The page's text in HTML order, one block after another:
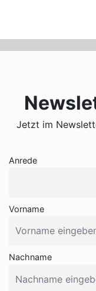
Jetzt im
Anrede
Vorname
Nachname